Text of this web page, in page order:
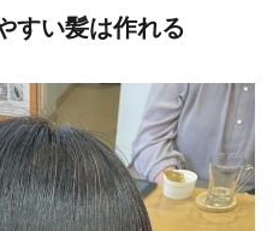
すい髪は作れる